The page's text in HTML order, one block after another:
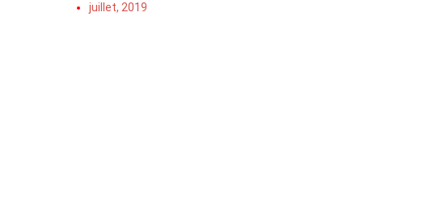
juillet, 2019